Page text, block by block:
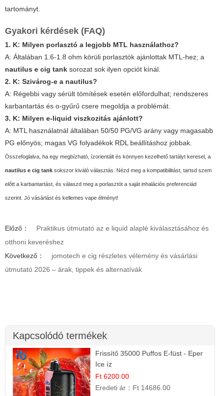
tartományt.
Gyakori kérdések (FAQ)
1. K: Milyen porlasztó a legjobb MTL használathoz?
A: Általában 1.6-1.8 ohm körüli porlasztók ajánlottak MTL-hez; a
nautilus e cig tank sorozat sok ilyen opciót kínál.
2. K: Szivárog-e a nautilus?
A: Régebbi vagy sérült tömítések esetén előfordulhat; rendszeres
karbantartás és o-gyűrű csere megoldja a problémát.
3. K: Milyen e-liquid viszkozitás ajánlott?
A: MTL használatnál általában 50/50 PG/VG arány vagy magasabb
PG előnyös; magas VG folyadékok RDL beállításhoz jobbak.
Összefoglalva, ha egy megbízható, ízorientált és könnyen kezelhető tartályt keresel, a
nautilus e cig tank sokszor kiváló választás. Nézd meg a kompatibilitást, tartsd szem
előtt a karbantartást, és válaszd meg a porlasztót a saját inhalációs preferenciád
szerint. Jó vásárlást és kellemes vape élményt!
Előző：
Praktikus útmutató az e liquid alaplé kiválasztásához és
otthoni keveréshez
Következő：
jomotech e cig részletes vélemény és vásárlási
útmutató 2026 – árak, tippek és alternatívák
Kapcsolódó termékek
Frissítő 35000 Puffos E-füst - Eper
Ice íz
Ft 6200.00
Eredeti ár： Ft 14686.00